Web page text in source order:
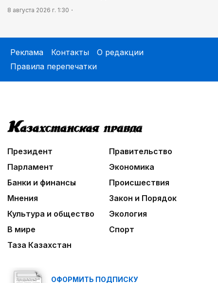
8 августа 2026 г. 1:30
Реклама Контакты
О редакции
Правила перепечатки
Президент
Правительство
Парламент
Экономика
Банки и финансы
Происшествия
Мнения
Закон и Порядок
Культура и общество
Экология
В мире
Спорт
Таза Казахстан
ОФОРМИТЬ ПОДПИСКУ